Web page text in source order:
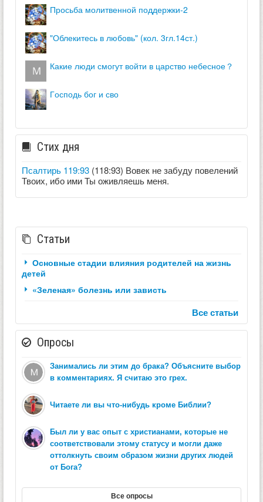
просьба молитвенной поддержки-2
"облекитесь в любовь" (кол. 3гл.14ст.)
какие люди смогут войти в царство небесное？
господь бог и сво
Стих дня
Псалтирь 119:93 (118:93) Вовек не забуду повелений
Твоих, ибо ими Ты оживляешь меня.
Статьи
Основные стадии влияния родителей на жизнь
детей
«Зеленая» болезнь или зависть
Все статьи
Опросы
Занимались ли этим до брака? Объясните выбор
в комментариях. Я считаю это грех.
Читаете ли вы что-нибудь кроме Библии?
Был ли у вас опыт с христианами, которые не
соответствовали этому статусу и могли даже
оттолкнуть своим образом жизни других людей
от Бога?
Все опросы